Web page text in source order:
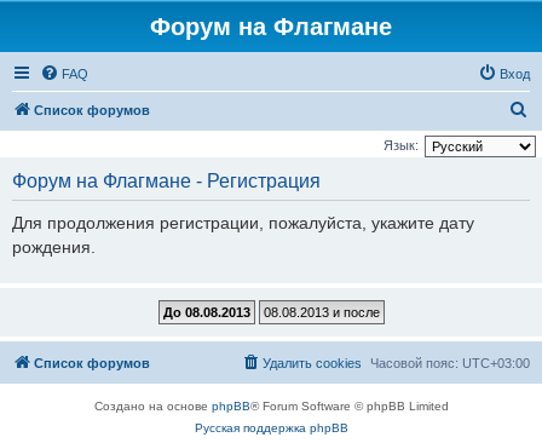
Форум на Флагмане
FAQ Вход
Список форумов
о
Язык:
Форум на Флагмане - Регистрация
Для продолжения регистрации, пожалуйста, укажите дату
рождения.
Список форумов Часовой пояс: UTC+03:00
Удалить cookies
Создано на основе phpBB® Forum Software © phpBB Limited
Русская поддержка phpBB